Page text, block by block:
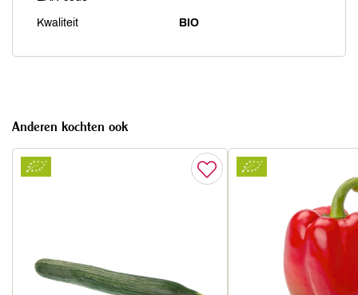
Kwaliteit BIO
Anderen kochten ook